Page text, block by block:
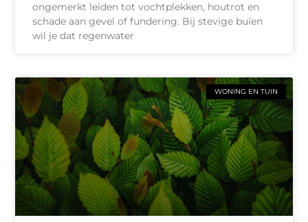
ongemerkt leiden tot vochtplekken, houtrot en
schade aan gevel of fundering. Bij stevige buien
wil je dat regenwater
WONING EN TUIN